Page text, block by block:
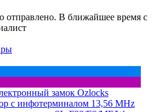
отправлено. В ближайшее время с